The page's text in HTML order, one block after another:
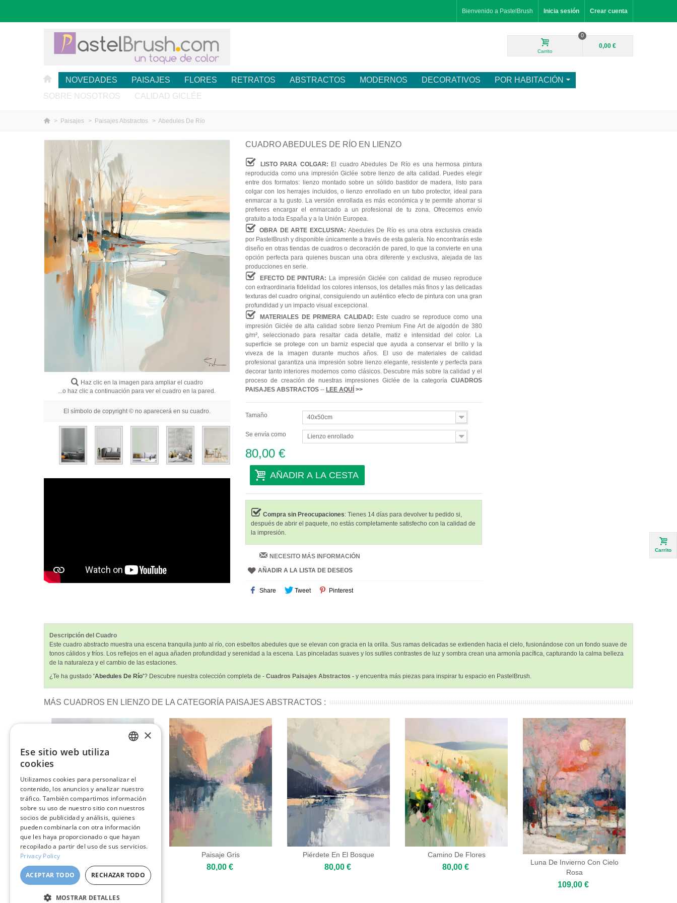
Bienvenido a PastelBrush Inicia sesión Crear cuenta
Carrito
0
0,00 €
NOVEDADES PAISAJES FLORES RETRATOS ABSTRACTOS MODERNOS DECORATIVOS
POR HABITACIÓN
SOBRE NOSOTROS
CALIDAD GICLÉE
> Paisajes > Paisajes Abstractos > Abedules De Río
Haz clic en la imagen para ampliar el cuadro
...o haz clic a continuación para ver el cuadro en la pared.
El símbolo de copyright © no aparecerá en su cuadro.
CUADRO ABEDULES DE RÍO EN LIENZO
LISTO PARA COLGAR: El cuadro Abedules De Río es una hermosa pintura
reproducida como una impresión Giclée sobre lienzo de alta calidad. Puedes elegir
entre dos formatos: lienzo montado sobre un sólido bastidor de madera, listo para
colgar con los herrajes incluidos, o lienzo enrollado en un tubo protector, ideal para
enmarcar a tu gusto. La versión enrollada es más económica y te permite ahorrar si
prefieres encargar el enmarcado a un profesional de tu zona. Ofrecemos envío
gratuito a toda España y a la Unión Europea.
OBRA DE ARTE EXCLUSIVA:Abedules De Río es una obra exclusiva creada
por PastelBrush y disponible únicamente a través de esta galería. No encontrarás este
diseño en otras tiendas de cuadros o decoración de pared, lo que la convierte en una
opción perfecta para quienes buscan una obra diferente y exclusiva, alejada de las
producciones en serie.
EFECTO DE PINTURA: La impresión Giclée con calidad de museo reproduce
con extraordinaria fidelidad los colores intensos, los detalles más finos y las delicadas
texturas del cuadro original, consiguiendo un auténtico efecto de pintura con una gran
profundidad y un impacto visual excepcional.
MATERIALES DE PRIMERA CALIDAD: Este cuadro se reproduce como una
impresión Giclée de alta calidad sobre lienzo Premium Fine Art de algodón de 380
g/m², seleccionado para resaltar cada detalle, matiz e intensidad del color. La
superficie se protege con un barniz especial que ayuda a conservar el brillo y la
viveza de la imagen durante muchos años. El uso de materiales de calidad
profesional garantiza una impresión sobre lienzo elegante, resistente y perfecta para
decorar tanto interiores modernos como clásicos. Descubre más sobre la calidad y el
proceso de creación de nuestras impresiones Giclée de la categoría CUADROS
PAISAJES ABSTRACTOS-- LEE AQUÍ>>
Tamaño 40x50cm
Se envía como Lienzo enrollado
80,00 €
AÑADIR A LA CESTA
Compra sin Preocupaciones: Tienes 14 días para devolver tu pedido si,
después de abrir el paquete, no estás completamente satisfecho con la calidad de
la impresión.
NECESITO MÁS INFORMACIÓN
AÑADIR A LA LISTA DE DESEOS
Share Tweet Pinterest
Descripción del Cuadro
Este cuadro abstracto muestra una escena tranquila junto al río, con esbeltos abedules que se elevan con gracia en la orilla. Sus ramas delicadas se extienden hacia el cielo, fusionándose con un fondo suave de
tonos cálidos y fríos. Los reflejos en el agua añaden profundidad y serenidad a la escena. Las pinceladas suaves y los sutiles contrastes de luz y sombra crean una armonía pacífica, capturando la calma belleza
de la naturaleza y el cambio de las estaciones.
¿Te ha gustado 'Abedules De Río'? Descubre nuestra colección completa de - Cuadros Paisajes Abstractos - y encuentra más piezas para inspirar tu espacio en PastelBrush.
MÁS CUADROS EN LIENZO DE LA CATEGORÍA PAISAJES ABSTRACTOS :
Campo De Flores De Colores
80,00 €
Paisaje Gris
80,00 €
Piérdete En El Bosque
80,00 €
Camino De Flores
80,00 €
Luna De Invierno Con Cielo
Rosa
109,00 €
Carrito
GERMAN
FRENCH
SPANISH
×
Ese sitio web utiliza
cookies
Utilizamos cookies para personalizar el
contenido, los anuncios y analizar nuestro
tráfico. También compartimos información
sobre su uso de nuestro sitio con nuestros
socios de publicidad y análisis, quienes
pueden combinarla con otra información
que les haya proporcionado o que hayan
recopilado a partir del uso de sus servicios.
Privacy Policy
ACEPTAR TODO RECHAZAR TODO
MOSTRAR DETALLES